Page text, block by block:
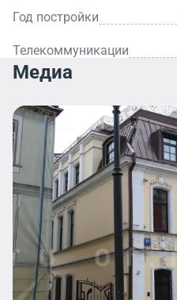
Год постройки
Телекоммуникации
Медиа